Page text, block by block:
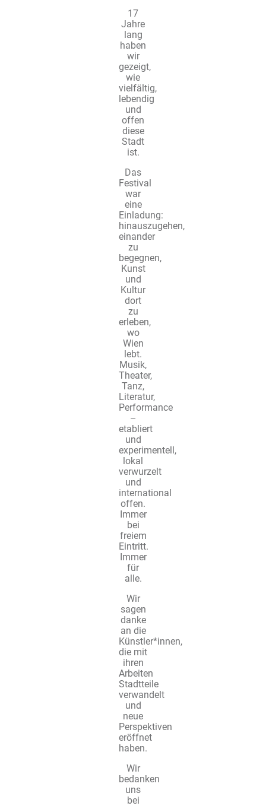
17
Jahre
lang
haben
wir
gezeigt,
wie
vielfältig,
lebendig
und
offen
diese
Stadt
ist.
Das
Festival
war
eine
Einladung:
hinauszugehen,
einander
zu
begegnen,
Kunst
und
Kultur
dort
zu
erleben,
wo
Wien
lebt.
Musik,
Theater,
Tanz,
Literatur,
Performance
–
etabliert
und
experimentell,
lokal
verwurzelt
und
international
offen.
Immer
bei
freiem
Eintritt.
Immer
für
alle.
Wir
sagen
danke
an die
Künstler*innen,
die mit
ihren
Arbeiten
Stadtteile
verwandelt
und
neue
Perspektiven
eröffnet
haben.
Wir
bedanken
uns
bei